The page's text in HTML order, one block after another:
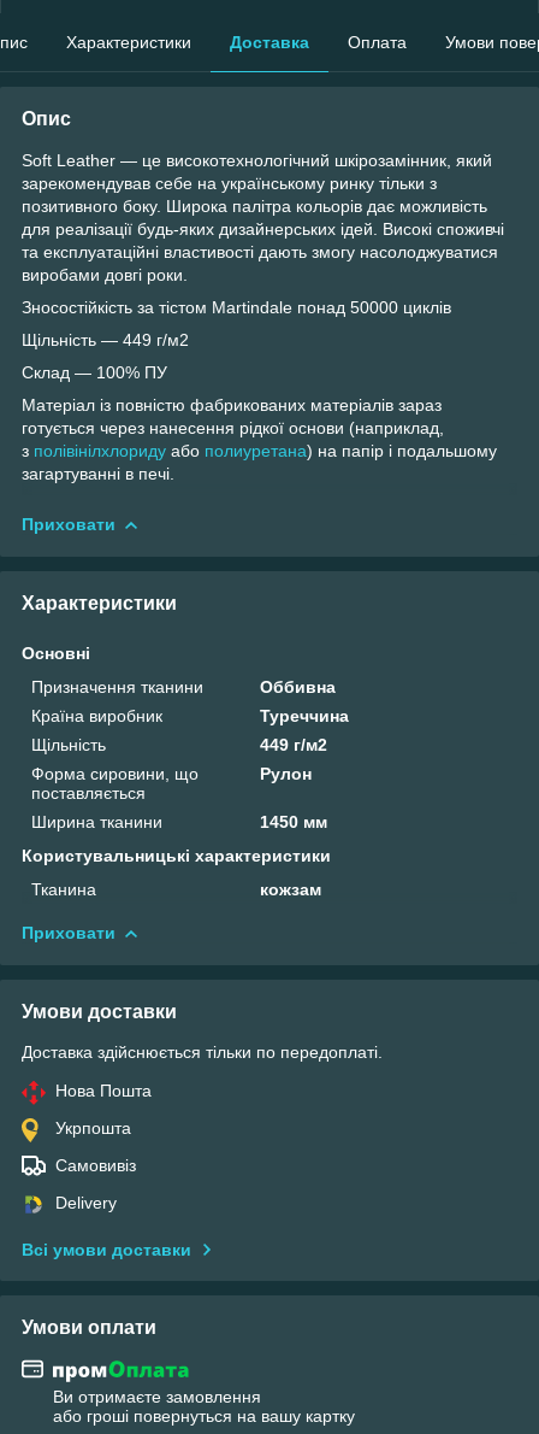
Характеристики Доставка Оплата Умови
Опис
Soft Leather — це високотехнологічний шкірозамінник, який
зарекомендував себе на українському ринку тільки з
позитивного боку. Широка палітра кольорів дає можливість
для реалізації будь-яких дизайнерських ідей. Високі споживчі
та експлуатаційні властивості дають змогу насолоджуватися
виробами довгі роки.
Зносостійкість за тістом Martindale понад 50000 циклів
Щільність — 449 г/м2
Склад — 100% ПУ
Матеріал із повністю фабрикованих матеріалів зараз
готується через нанесення рідкої основи (наприклад,
з полівінілхлориду або полиуретана) на папір і подальшому
загартуванні в печі.
Приховати
Характеристики
Основні
Призначення тканини
Оббивна
Країна виробник
Туреччина
Щільність
449 г/м2
Форма сировини, що
поставляється
Рулон
Ширина тканини
1450 мм
Користувальницькі характеристики
Тканина
кожзам
Приховати
Умови доставки
Доставка здійснюється тільки по передоплаті.
Нова Пошта
Укрпошта
Самовивіз
Delivery
Всі умови доставки
Умови оплати
Ви отримаєте замовлення
або гроші повернуться на вашу картку